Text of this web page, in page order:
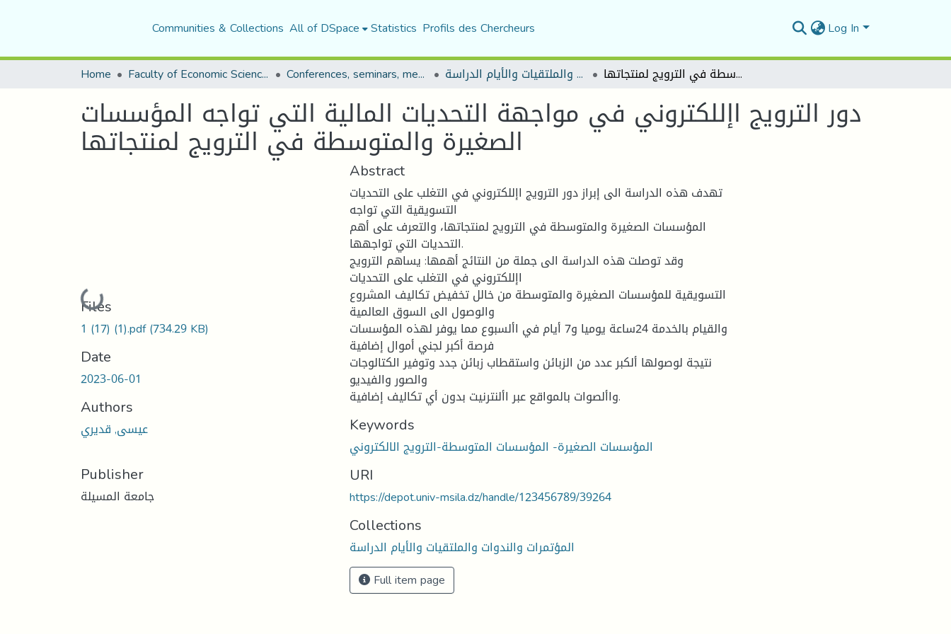
Communities & Collections All of DSpace Statistics Profils des Chercheurs Log In
Home Faculty of Economic Sciences, Commerce and Management Sciences Conferences, seminars, meetings, and study days المؤتمرات والندوات والملتقيات والأيام الدراسة دور الترويج اإللكتروني في مواجهة التحديات المالية التي تواجه المؤسسات الصغيرة والمتوسطة في الترويج لمنتجاتها
دور الترويج اإللكتروني في مواجهة التحديات المالية التي تواجه المؤسسات
الصغيرة والمتوسطة في الترويج لمنتجاتها
Loading...
Files
1 (17) (1).pdf(734.29 KB)
Date
2023-06-01
Authors
عيسى, قديري
Publisher
جامعة المسيلة
Abstract
تهدف هذه الدراسة الى إبراز دور الترويج اإللكتروني في التغلب على التحديات
التسويقية التي تواجه
المؤسسات الصغيرة والمتوسطة في الترويج لمنتجاتها، والتعرف على أهم
التحديات التي تواجهها.
وقد توصلت هذه الدراسة الى جملة من النتائج أهمها: يساهم الترويج
اإللكتروني في التغلب على التحديات
التسويقية للمؤسسات الصغيرة والمتوسطة من خالل تخفيض تكاليف المشروع
والوصول الى السوق العالمية
والقيام بالخدمة 24ساعة يوميا و7 أيام في األسبوع مما يوفر لهذه المؤسسات
فرصة أكبر لجني أموال إضافية
نتيجة لوصولها ألكبر عدد من الزبائن واستقطاب زبائن جدد وتوفير الكتالوجات
والصور والفيديو
واألصوات بالمواقع عبر األنترنيت بدون أي تكاليف إضافية.
Keywords
المؤسسات الصغيرة- المؤسسات المتوسطة-الترويج الالكتروني
URI
https://depot.univ-msila.dz/handle/123456789/39264
Collections
المؤتمرات والندوات والملتقيات والأيام الدراسة
Full item page